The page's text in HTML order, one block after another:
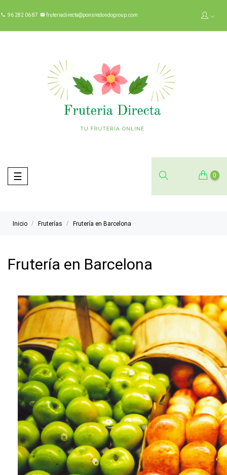
 96 282 06 87  fruteriadirecta@ponsredondogroup.com
Navegación
de
☰ 0
Inicio Fruterías Frutería en Barcelona
Frutería en Barcelona